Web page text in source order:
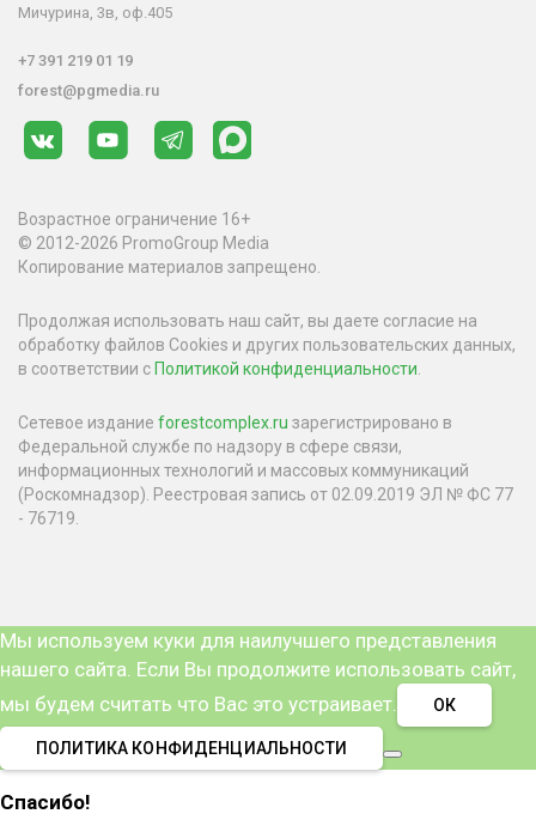
Мичурина, 3в, оф.405
+7 391 219 01 19
forest@pgmedia.ru
Возрастное ограничение 16+
© 2012-2026 PromoGroup Media
Копирование материалов запрещено.
Продолжая использовать наш сайт, вы даете согласие на
обработку файлов Cookies и других пользовательских данных,
в соответствии с Политикой конфиденциальности.
Сетевое издание forestcomplex.ru зарегистрировано в
Федеральной службе по надзору в сфере связи,
информационных технологий и массовых коммуникаций
(Роскомнадзор). Реестровая запись от 02.09.2019 ЭЛ № ФС 77
- 76719.
Мы используем куки для наилучшего представления
нашего сайта. Если Вы продолжите использовать сайт,
мы будем считать что Вас это устраивает.
ОК
ПОЛИТИКА КОНФИДЕНЦИАЛЬНОСТИ
Спасибо!